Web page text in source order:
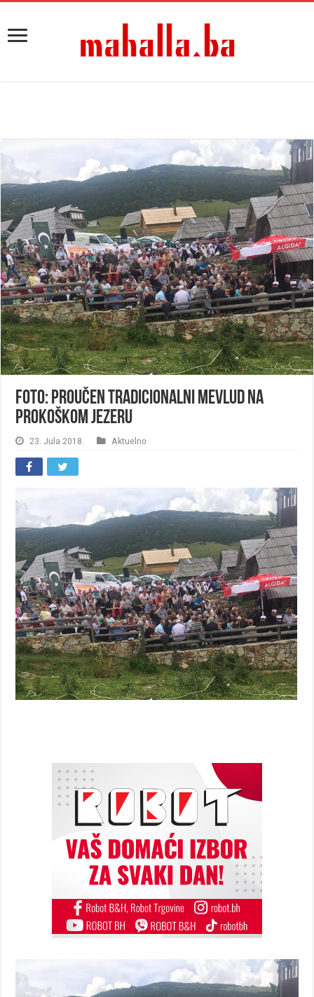
FOTO: Proučen tradicionalni mevlud na
Prokoškom jezeru
23. Jula 2018. Aktuelno